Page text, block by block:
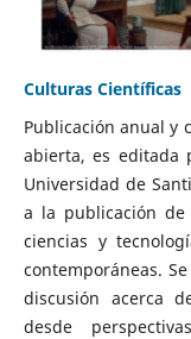
Culturas Científicas
Publicación anual y
abierta, es editada
Universidad de
a la publicación de
ciencias y
contemporáneas.
discusión acerca
desde